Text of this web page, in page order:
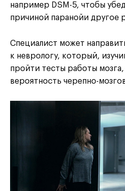
например DSM-5, чтобы
причиной паранойи другое
Специалист может
к неврологу, который,
пройти тесты работы
вероятность черепно-